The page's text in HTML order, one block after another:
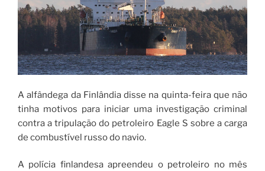
A alfândega da Finlândia disse na quinta-feira que não
tinha motivos para iniciar uma investigação criminal
contra a tripulação do petroleiro Eagle S sobre a carga
de combustível russo do navio.
A polícia finlandesa apreendeu o petroleiro no mês